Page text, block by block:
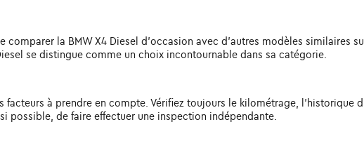
la BMW X4 Diesel d'occasion avec d'autres modèles similaires
se distingue comme un choix incontournable dans sa catégorie.
à prendre en compte. Vérifiez toujours le kilométrage, l'historique
possible, de faire effectuer une inspection indépendante.